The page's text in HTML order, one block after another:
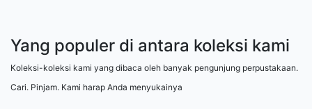
Yang populer di antara koleksi kami
Koleksi-koleksi kami yang dibaca oleh banyak pengunjung perpustakaan.
Cari. Pinjam. Kami harap Anda menyukainya